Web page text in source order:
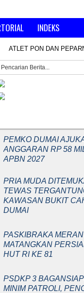
INDEKS
ATLET PON DAN
PEMKO DUMAI
ANGGARAN RP 58
APBN 2027
PRIA MUDA
TEWAS
KAWASAN BUKIT
DUMAI
PASKIBRAKA
MATANGKAN
HUT RI KE 81
PSDKP 3
MINIM PATROLI,